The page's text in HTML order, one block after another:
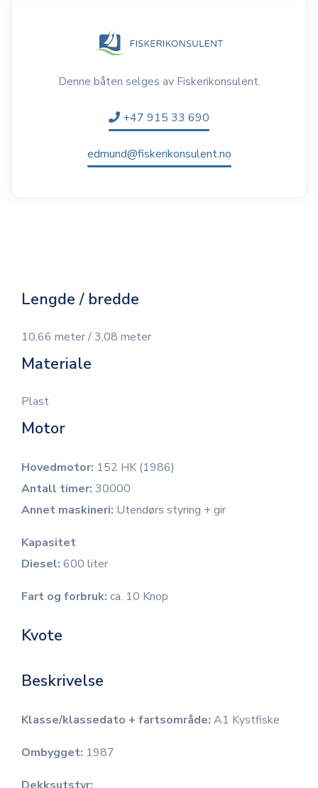
Denne båten selges av Fiskerikonsulent.
+47 915 33 690
edmund@fiskerikonsulent.no
Lengde / bredde
10,66 meter / 3,08 meter
Materiale
Plast
Motor
Hovedmotor: 152 HK (1986)
Antall timer: 30000
Annet maskineri: Utendørs styring + gir
Kapasitet
Diesel: 600 liter
Fart og forbruk: ca. 10 Knop
Kvote
Beskrivelse
Klasse/klassedato + fartsområde: A1 Kystfiske
Ombygget: 1987